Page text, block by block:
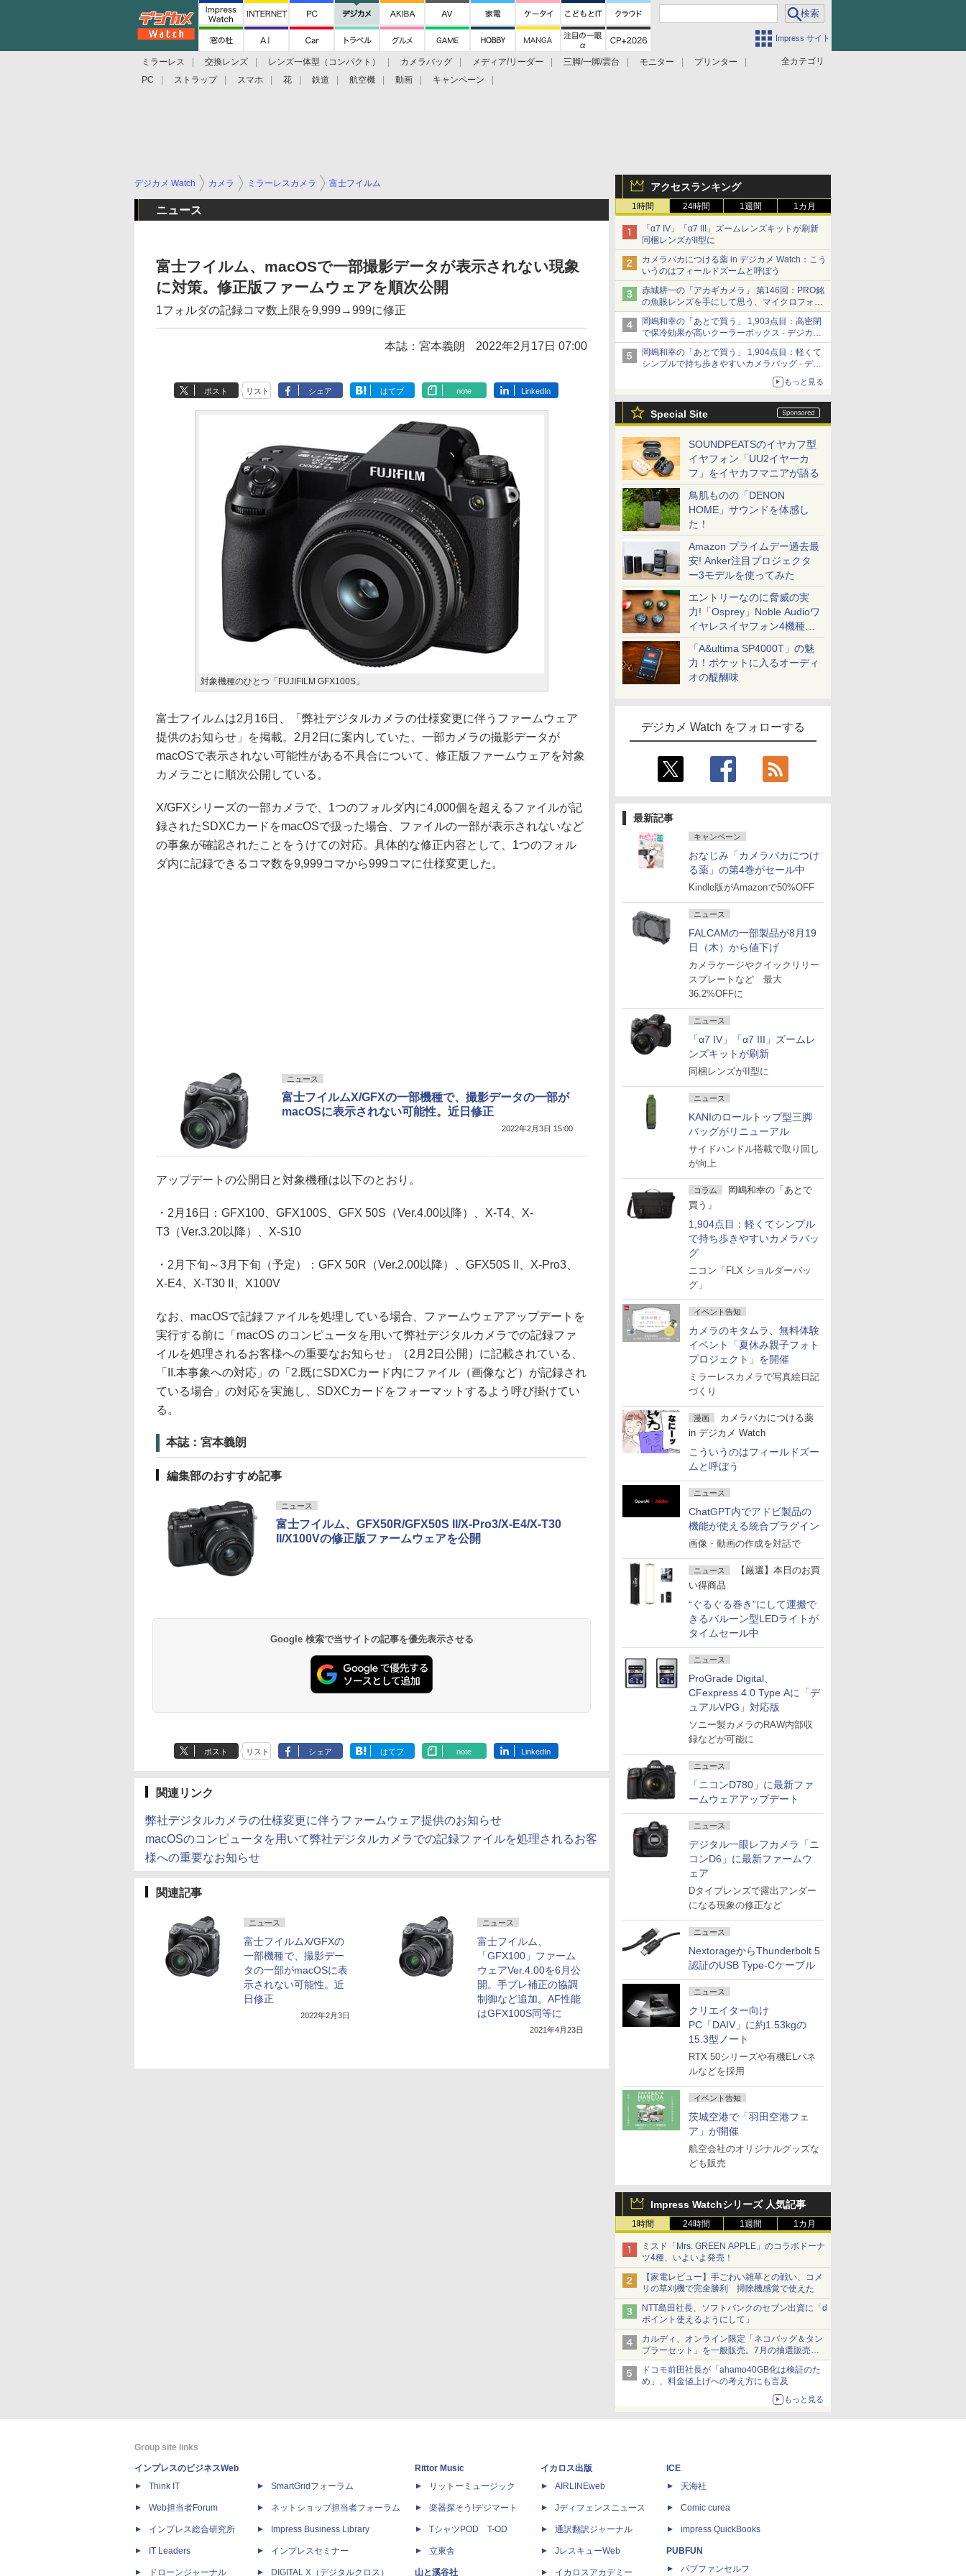
Impress サイト
全カテゴリ
ミラーレス 交換レンズ レンズ一体型（コンパクト） カメラバッグ メディア/リーダー 三脚/一脚/雲台 モニター
プリンター
PC
ストラップ スマホ 花 鉄道 航空機 動画 キャンペーン
アクセスランキング
1時間 24時間 1週間 1カ月
「α7 IV」「α7 III」ズームレンズキットが刷新
同梱レンズがII型に
カメラバカにつける薬 in デジカメ Watch：こう
いうのはフィールドズームと呼ぼう
赤城耕一の「アカギカメラ」 第146回：PRO銘
の魚眼レンズを手にして思う、マイクロフォー
サーズへの期待と可能性
岡嶋和幸の「あとで買う」 1,903点目：高密閉
で保冷効果が高いクーラーボックス - デジカメ
Watch
岡嶋和幸の「あとで買う」 1,904点目：軽くて
シンプルで持ち歩きやすいカメラバッグ - デジ
もっと見る
Special Site
SOUNDPEATSのイヤカフ型
イヤフォン「UU2イヤーカ
フ」をイヤカフマニアが語る
鳥肌ものの「DENON
HOME」サウンドを体感し
た！
Amazon プライムデー過去最
安! Anker注目プロジェクタ
ー3モデルを使ってみた
エントリーなのに脅威の実
力!「Osprey」Noble Audioワ
イヤレスイヤフォン4機種を
一気に聴く
「A&ultima SP4000T」の魅
力！ポケットに入るオーディ
オの醍醐味
デジカメ Watch をフォローする
最新記事
キャンペーン
おなじみ「カメラバカにつけ
る薬」の第4巻がセール中
Kindle版がAmazonで50%OFF
ニュース
FALCAMの一部製品が8月19
日（木）から値下げ
カメラケージやクイックリリー
スプレートなど 最大
36.2%OFFに
ニュース
「α7 IV」「α7 III」ズームレ
ンズキットが刷新
同梱レンズがII型に
ニュース
KANIのロールトップ型三脚
バッグがリニューアル
サイドハンドル搭載で取り回し
が向上
コラム
岡嶋和幸の「あとで
買う」
1,904点目：軽くてシンプル
で持ち歩きやすいカメラバッ
グ
ニコン「FLX ショルダーバッ
グ」
イベント告知
カメラのキタムラ、無料体験
イベント「夏休み親子フォト
プロジェクト」を開催
ミラーレスカメラで写真絵日記
づくり
漫画
カメラバカにつける薬
in デジカメ Watch
こういうのはフィールドズー
ムと呼ぼう
ニュース
ChatGPT内でアドビ製品の
機能が使える統合プラグイン
画像・動画の作成を対話で
ニュース
【厳選】本日のお買
い得商品
“ぐるぐる巻き”にして運搬で
きるバルーン型LEDライトが
タイムセール中
ニュース
ProGrade Digital、
CFexpress 4.0 Type Aに「デ
ュアルVPG」対応版
ソニー製カメラのRAW内部収
録などが可能に
ニュース
「ニコンD780」に最新ファ
ームウェアアップデート
ニュース
デジタル一眼レフカメラ「ニ
コンD6」に最新ファームウ
ェア
Dタイプレンズで露出アンダー
になる現象の修正など
ニュース
NextorageからThunderbolt 5
認証のUSB Type-Cケーブル
ニュース
クリエイター向け
PC「DAIV」に約1.53kgの
15.3型ノート
RTX 50シリーズや有機ELパネ
ルなどを採用
イベント告知
茨城空港で「羽田空港フェ
ア」が開催
航空会社のオリジナルグッズな
ども販売
Impress Watchシリーズ 人気記事
1時間 24時間 1週間 1カ月
ミスド「Mrs. GREEN APPLE」のコラボドーナ
ツ4種、いよいよ発売！
【家電レビュー】手ごわい雑草との戦い、コメ
リの草刈機で完全勝利 掃除機感覚で使えた
NTT島田社長、ソフトバンクのセブン出資に「d
ポイント使えるようにして」
カルディ、オンライン限定「ネコバッグ＆タン
ブラーセット」を一般販売。7月の抽選販売の
当選無効分
ドコモ前田社長が「ahamo40GB化は検証のた
め」、料金値上げへの考え方にも言及
もっと見る
デジカメ Watch カメラ ミラーレスカメラ 富士フイルム
ニュース
富士フイルム、macOSで一部撮影データが表示されない現象
に対策。修正版ファームウェアを順次公開
1フォルダの記録コマ数上限を9,999→999に修正
本誌：宮本義朗 2022年2月17日 07:00
ポスト リスト シェア はてブ note LinkedIn
対象機種のひとつ「FUJIFILM GFX100S」
富士フイルムは2月16日、「弊社デジタルカメラの仕様変更に伴うファームウェア
提供のお知らせ」を掲載。2月2日に案内していた、一部カメラの撮影データが
macOSで表示されない可能性がある不具合について、修正版ファームウェアを対象
カメラごとに順次公開している。
X/GFXシリーズの一部カメラで、1つのフォルダ内に4,000個を超えるファイルが記
録されたSDXCカードをmacOSで扱った場合、ファイルの一部が表示されないなど
の事象が確認されたことをうけての対応。具体的な修正内容として、1つのフォル
ダ内に記録できるコマ数を9,999コマから999コマに仕様変更した。
ニュース
富士フイルムX/GFXの一部機種で、撮影データの一部が
macOSに表示されない可能性。近日修正
2022年2月3日 15:00
アップデートの公開日と対象機種は以下のとおり。
・2月16日：GFX100、GFX100S、GFX 50S（Ver.4.00以降）、X-T4、X-
T3（Ver.3.20以降）、X-S10
・2月下旬～3月下旬（予定）：GFX 50R（Ver.2.00以降）、GFX50S II、X-Pro3、
X-E4、X-T30 II、X100V
なお、macOSで記録ファイルを処理している場合、ファームウェアアップデートを
実行する前に「macOS のコンピュータを用いて弊社デジタルカメラでの記録ファ
イルを処理されるお客様への重要なお知らせ」（2月2日公開）に記載されている、
「II.本事象への対応」の「2.既にSDXCカード内にファイル（画像など）が記録され
ている場合」の対応を実施し、SDXCカードをフォーマットするよう呼び掛けてい
る。
本誌：宮本義朗
編集部のおすすめ記事
ニュース
富士フイルム、GFX50R/GFX50S II/X-Pro3/X-E4/X-T30
II/X100Vの修正版ファームウェアを公開
Google 検索で当サイトの記事を優先表示させる
ポスト リスト シェア はてブ note LinkedIn
関連リンク
弊社デジタルカメラの仕様変更に伴うファームウェア提供のお知らせ
macOSのコンピュータを用いて弊社デジタルカメラでの記録ファイルを処理されるお客
様への重要なお知らせ
関連記事
ニュース
富士フイルムX/GFXの
一部機種で、撮影デー
タの一部がmacOSに表
示されない可能性。近
日修正
2022年2月3日
ニュース
富士フイルム、
「GFX100」ファーム
ウェアVer.4.00を6月公
開。手ブレ補正の協調
制御など追加。AF性能
はGFX100S同等に
2021年4月23日
Group site links
インプレスのビジネスWeb
Think IT
Web担当者Forum
インプレス総合研究所
IT Leaders
ドローンジャーナル
SmartGridフォーラム
ネットショップ担当者フォーラム
Impress Business Library
インプレスセミナー
DIGITAL X（デジタルクロス）
Rittor Music
リットーミュージック
楽器探そう!デジマート
TシャツPOD T-OD
立東舎
山と溪谷社
イカロス出版
AIRLINEweb
Jディフェンスニュース
通訳翻訳ジャーナル
JレスキューWeb
イカロスアカデミー
ICE
天海社
Comic curea
impress QuickBooks
PUBFUN
パブファンセルフ